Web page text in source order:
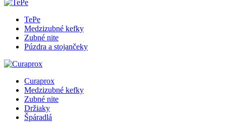
TePe
Medzizubné kefky
Zubné nite
Púzdra a stojančeky
Curaprox
Medzizubné kefky
Zubné nite
Držiaky
Špáradlá